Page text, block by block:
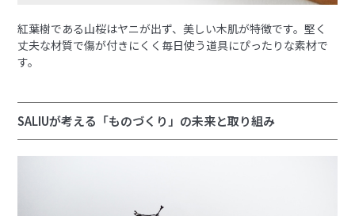
紅葉樹である山桜はヤニが出ず、美しい木肌が特徴です。堅く
丈夫な材質で傷が付きにくく毎日使う道具にぴったりな素材で
す。
SALIUが考える「ものづくり」の未来と取り組み